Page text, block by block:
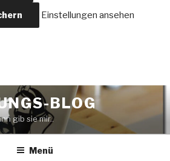
Einstellungen ansehen
BLOG
gib sie mir..
Menü